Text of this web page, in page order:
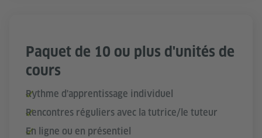
Paquet de 10 ou plus d'unités de
cours
Rythme d'apprentissage individuel
Rencontres réguliers avec la tutrice/le tuteur
En ligne ou en présentiel